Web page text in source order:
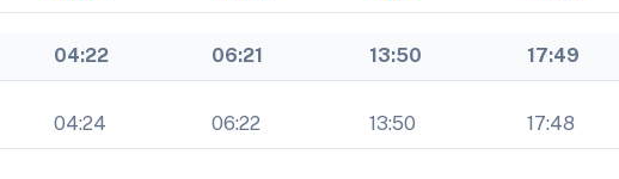
04:22 06:21 13:50 17:49
04:24 06:22 13:50 17:48